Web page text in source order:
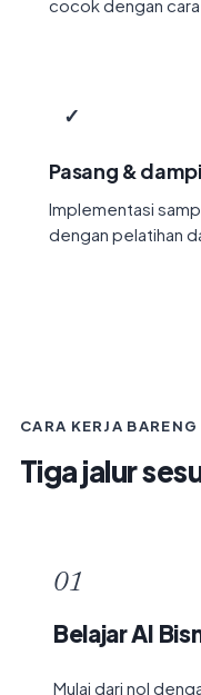
cocok dengan cara
✓
Pasang &
Implementasi
dengan pelatihan
CARA KERJA BARENG
Tiga jalur
01
Belajar AI
Mulai dari nol